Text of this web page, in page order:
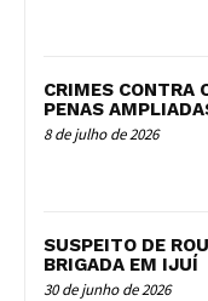
CRIMES CONTRA
PENAS
8 de julho de 2026
SUSPEITO DE
BRIGADA EM IJUÍ
30 de junho de 2026